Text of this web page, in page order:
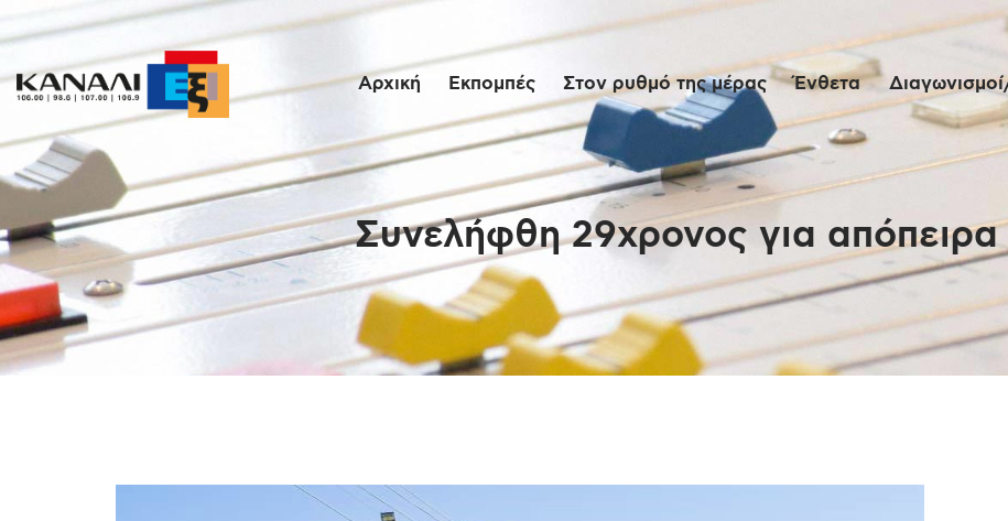
Αρχική Εκπομπές Στον ρυθμό της μέρας Ένθετα
Συνελήφθη 29χρονος για
Αρχική
Εκπομπές
Στον ρυθμό της
μέρας
Ένθετα
Διαγωνισμοί/Live